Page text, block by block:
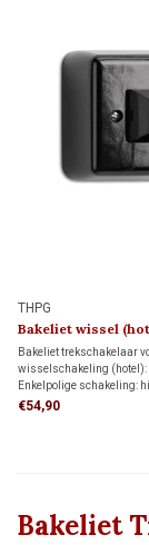
THPG
Bakeliet wissel
trekschakelaar
Bakeliet trekschakelaar
wisselschakeling (hotel):
Enkelpolige schakeling:
een lamp vanaf één
€54,90
Bakeliet